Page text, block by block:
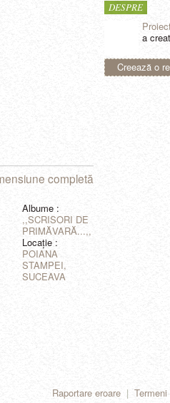
completă
Albume :
,,SCRISORI DE
PRIMĂVARĂ...,,
Locaţie :
POIANA
STAMPEI,
SUCEAVA
DESPRE
a
Creează o
Raportare eroare |